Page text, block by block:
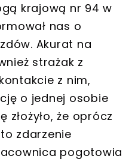
krajową nr 94 w
nas o
Akurat na
strażak z
z nim,
o jednej osobie
złożyło, że oprócz
zdarzenie
pogotowia